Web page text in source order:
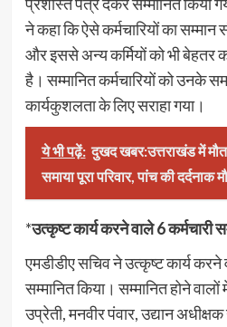
ने कहा कि ऐसे कर्मचारियों का सम्मान
और इससे अन्य कर्मियों को भी बेहतर
है। सम्मानित कर्मचारियों को उनके
कार्यकुशलता के लिए सराहा गया।
ये भी पढ़ें: दुखद खबर:उत्तराखंड में
समाया पूरा परिवार, पांच की दर्दनाक
*उत्कृष्ट कार्य करने वाले 6 कर्मचारी
एमडीडीए सचिव ने उत्कृष्ट कार्य करने
सम्मानित किया। सम्मानित होने
उप्रेती, मनवीर पंवार, उद्यान